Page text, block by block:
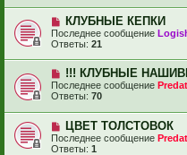
КЛУБНЫЕ КЕПКИ
Последнее сообщение
Ответы: 21
!!! КЛУБНЫЕ
Последнее сообщение
Ответы: 70
ЦВЕТ ТОЛСТОВОК
Последнее сообщение
Ответы: 1